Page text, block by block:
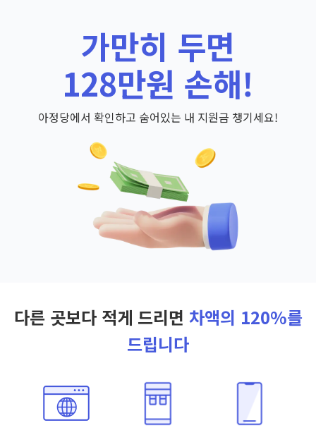
가만히 두면
128만원 손해!
아정당에서 확인하고 숨어있는 내 지원금 챙기세요!
다른 곳보다 적게 드리면 차액의 120%를
드립니다